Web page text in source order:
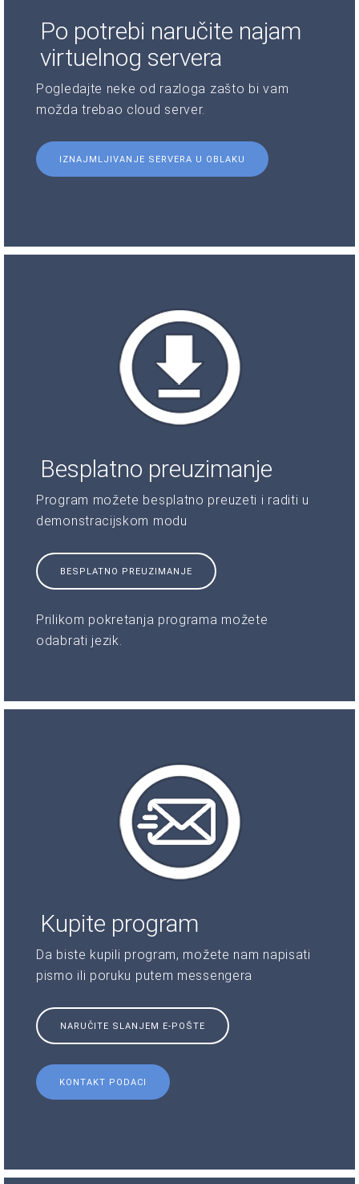
Po potrebi naručite najam
virtuelnog servera
Pogledajte neke od razloga zašto bi vam
možda trebao cloud server.
IZNAJMLJIVANJE SERVERA U OBLAKU
Besplatno preuzimanje
Program možete besplatno preuzeti i raditi u
demonstracijskom modu
BESPLATNO PREUZIMANJE
Prilikom pokretanja programa možete
odabrati jezik.
Kupite program
Da biste kupili program, možete nam napisati
pismo ili poruku putem messengera
NARUČITE SLANJEM E-POŠTE
KONTAKT PODACI